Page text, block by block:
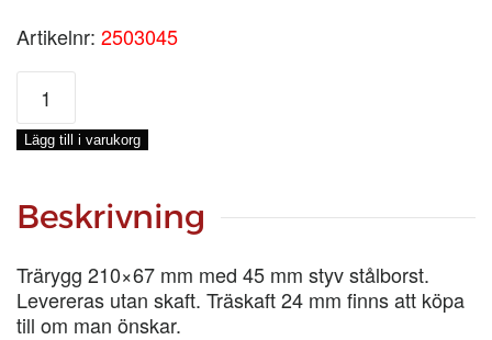
Artikelnr: 2503045
STÅLLEVANG
mängd
Lägg till i varukorg
Beskrivning
Trärygg 210×67 mm med 45 mm styv stålborst.
Levereras utan skaft. Träskaft 24 mm finns att köpa
till om man önskar.